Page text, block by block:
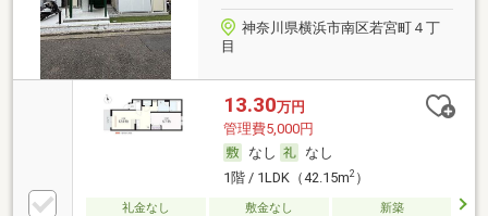
神奈川県横浜市南区若宮町４丁
目
13.30万円
管理費5,000円
なし
なし
1階 / 1LDK（42.15m2）
礼金なし 敷金なし
新築